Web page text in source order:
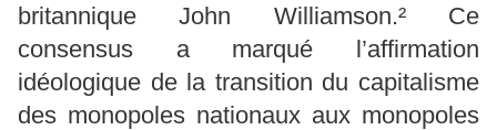
britannique John Williamson.² Ce
consensus a marqué l’affirmation
idéologique de la transition du capitalisme
des monopoles nationaux aux monopoles